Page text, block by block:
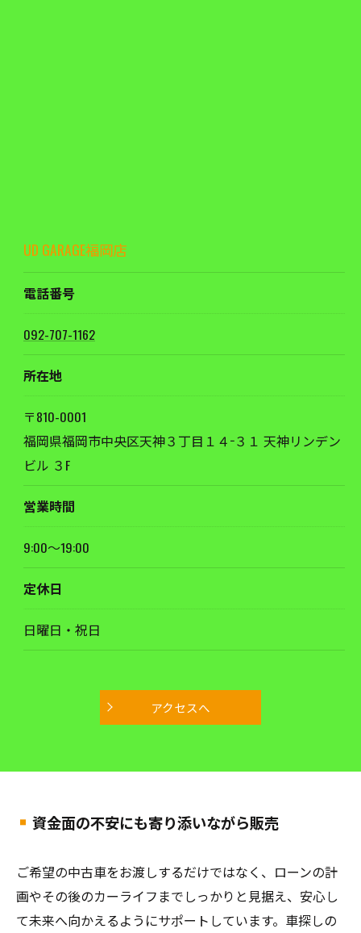
UD GARAGE福岡店
電話番号
092-707-1162
所在地
〒810-0001
福岡県福岡市中央区天神３丁目１４−３１ 天神リンデン
ビル ３F
営業時間
9:00～19:00
定休日
日曜日・祝日
アクセスへ
資金面の不安にも寄り添いながら販売
ご希望の中古車をお渡しするだけではなく、ローンの計
画やその後のカーライフまでしっかりと見据え、安心し
て未来へ向かえるようにサポートしています。車探しの